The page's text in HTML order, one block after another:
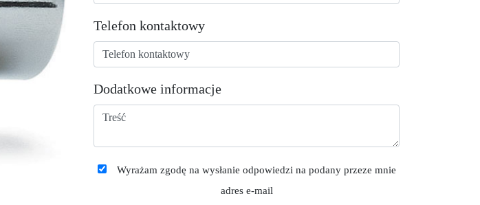
Telefon kontaktowy
Dodatkowe informacje
Wyrażam zgodę na wysłanie odpowiedzi na podany przeze mnie
adres e-mail